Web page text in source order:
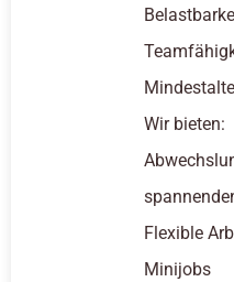
Wir bieten:
Flexible
Minijobs